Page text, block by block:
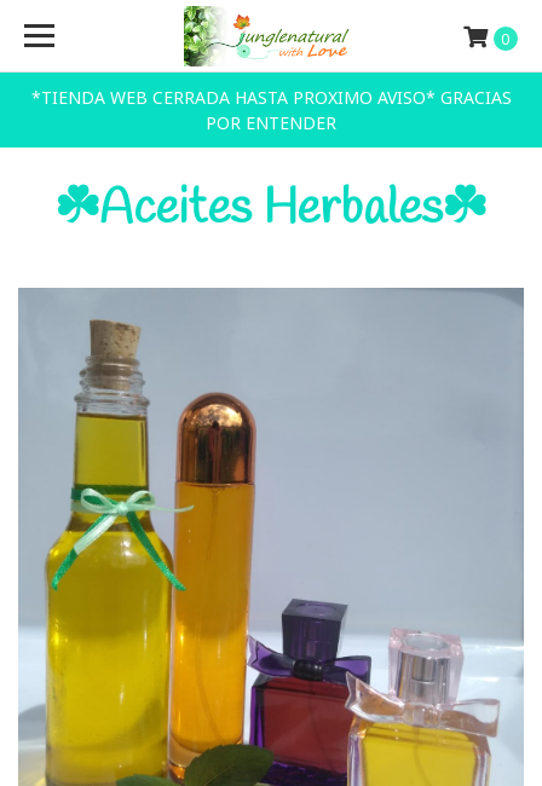
*TIENDA WEB CERRADA HASTA PROXIMO AVISO* GRACIAS
POR ENTENDER
0
☘️Aceites Herbales☘️